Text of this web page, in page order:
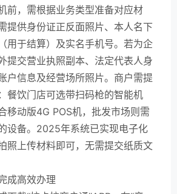
前，需根据业务类型准备对应材
提供身份证正反面照片、本人名下
用于结算）及实名手机号。若为企
提交营业执照副本、法定代表人身
户信息及经营场所照片。商户需提
餐饮门店可选带扫码枪的智能机
移动版4G POS机，批发市场则需
设备。2025年系统已实现电子化
照上传材料即可，无需提交纸质文
成高效办理